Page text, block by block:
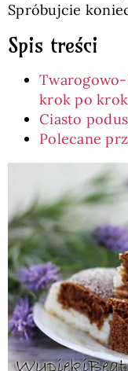
Spróbujcie
Spis treści
krok po
Ciasto
Polecane